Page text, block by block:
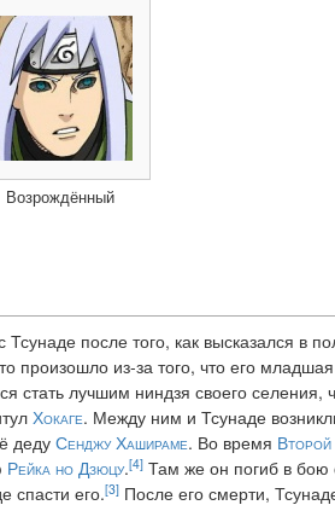
Возрождённый
после того, как высказался в
произошло из-за того, что его
стать лучшим ниндзя своего
Хокаге. Между ним и Тсунаде
дедуСенджу Хашираме. Во время
Рейка но Дзюцу.[4]Там же он погиб в бою
спасти его.[3]После его смерти,